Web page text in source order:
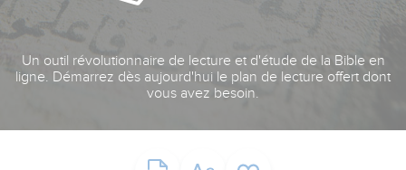
Un outil révolutionnaire de lecture et d'étude de la Bible en
ligne. Démarrez dès aujourd'hui le plan de lecture offert dont
vous avez besoin.